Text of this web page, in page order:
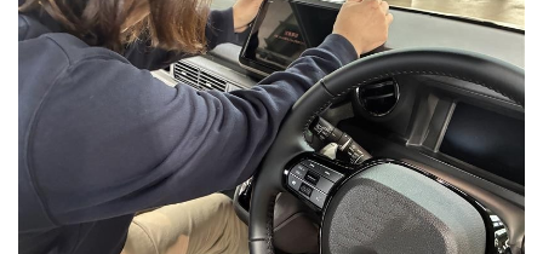
また、綿密に生産計画が立てられている為、無駄な残業もありま
せん。
検査業務未経験の方でも、一から丁寧に指導致しますので
20代、30代、40代など幅広い世代が活躍中！
まずはお気軽にご応募下さい。